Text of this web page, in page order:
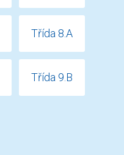
Třída 8.A
Třída 9.B